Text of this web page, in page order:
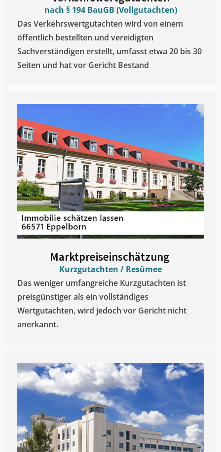
nach § 194 BauGB (Vollgutachten)
Das Verkehrswertgutachten wird von einem
öffentlich bestellten und vereidigten
Sachverständigen erstellt, umfasst etwa 20 bis 30
Seiten und hat vor Gericht Bestand
Marktpreiseinschätzung ​
Kurzgutachten / Resümee
Das weniger umfangreiche Kurzgutachten ist
preisgünstiger als ein vollständiges
Wertgutachten, wird jedoch vor Gericht nicht
anerkannt.